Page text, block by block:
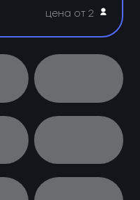
цена от 2